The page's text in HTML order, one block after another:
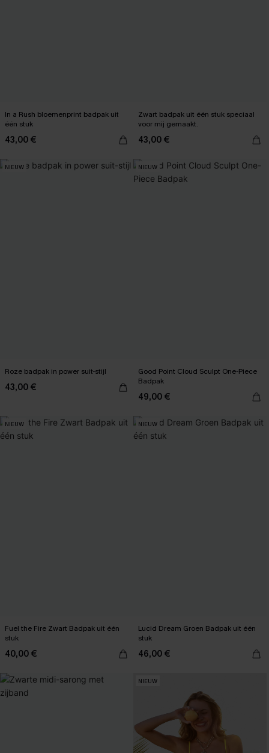
In a Rush bloemenprint badpak uit
één stuk
43,00 €
Zwart badpak uit één stuk speciaal
voor mij gemaakt.
43,00 €
NIEUW
Roze badpak in power suit-stijl
43,00 €
NIEUW
Good Point Cloud Sculpt One-Piece
Badpak
49,00 €
NIEUW
Fuel the Fire Zwart Badpak uit één
stuk
40,00 €
NIEUW
Lucid Dream Groen Badpak uit één
stuk
46,00 €
NIEUW